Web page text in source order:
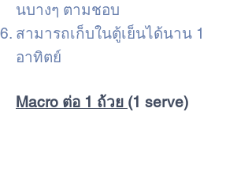
นบางๆ ตามชอบ
สามารถเก็บในตู้เย็นได้นาน 1
อาทิตย์
Macro ต่อ 1 ถ้วย (1 serve)